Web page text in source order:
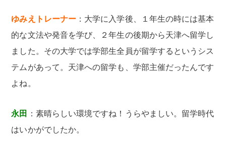
ゆみえトレーナー ：大学に入学後、１年生の時には基本
的な文法や発音を学び、２年生の後期から天津へ留学し
ました。その大学では学部生全員が留学するというシス
テムがあって。天津への留学も、学部主催だったんです
よね。
永田
：素晴らしい環境ですね！うらやましい。留学時代
はいかがでしたか。